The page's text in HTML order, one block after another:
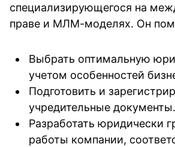
специализирующегося на
праве и МЛМ-моделях. Он
Выбрать оптимальную
учетом особенностей
Подготовить и
учредительные документы.
Разработать юридически
работы компании,